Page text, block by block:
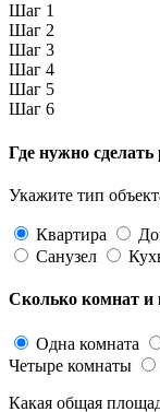
Шаг 1
Шаг 2
Шаг 3
Шаг 4
Шаг 5
Шаг 6
Где нужно сделать
Укажите тип
Квартира
Санузел
Сколько комнат и
Одна комната
Четыре комнаты
Какая общая